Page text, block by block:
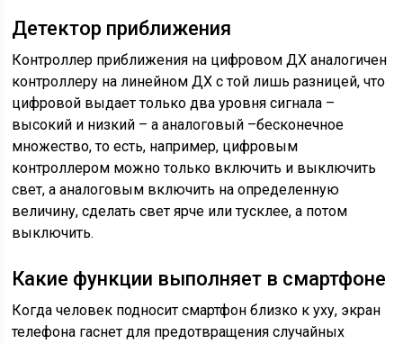
Детектор приближения
Контроллер приближения на цифровом ДХ аналогичен
контроллеру на линейном ДХ с той лишь разницей, что
цифровой выдает только два уровня сигнала –
высокий и низкий – а аналоговый –бесконечное
множество, то есть, например, цифровым
контроллером можно только включить и выключить
свет, а аналоговым включить на определенную
величину, сделать свет ярче или тусклее, а потом
выключить.
Какие функции выполняет в смартфоне
Когда человек подносит смартфон близко к уху, экран
телефона гаснет для предотвращения случайных